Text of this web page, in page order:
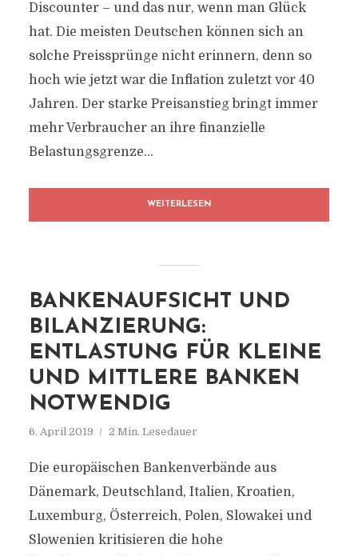
Discounter – und das nur, wenn man Glück
hat. Die meisten Deutschen können sich an
solche Preissprünge nicht erinnern, denn so
hoch wie jetzt war die Inflation zuletzt vor 40
Jahren. Der starke Preisanstieg bringt immer
mehr Verbraucher an ihre finanzielle
Belastungsgrenze...
WEITERLESEN
BANKENAUFSICHT UND
BILANZIERUNG:
ENTLASTUNG FÜR KLEINE
UND MITTLERE BANKEN
NOTWENDIG
6. April 2019 2 Min. Lesedauer
Die europäischen Bankenverbände aus
Dänemark, Deutschland, Italien, Kroatien,
Luxemburg, Österreich, Polen, Slowakei und
Slowenien kritisieren die hohe